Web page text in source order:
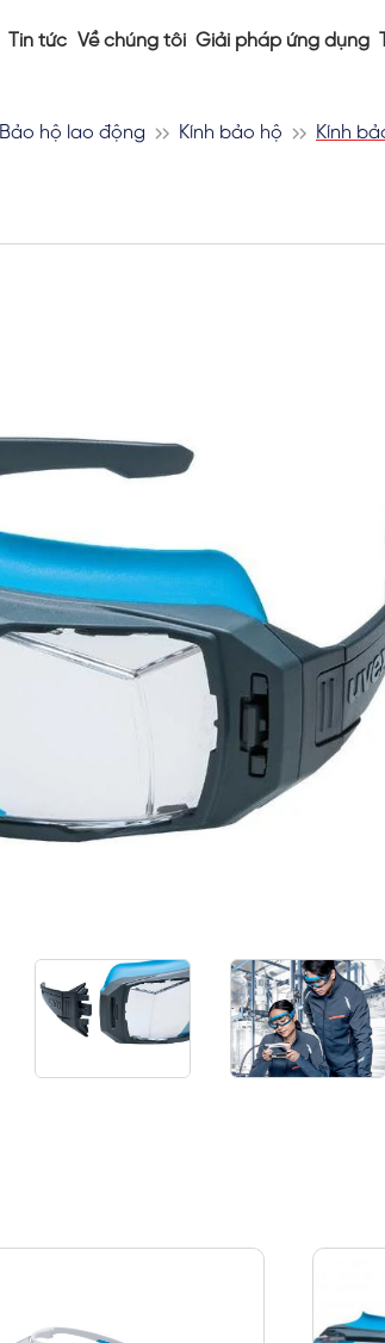
Tin tức Về chúng tôi Giải pháp ứng dụng
Bảo hộ lao động Kính bảo hộ Kính